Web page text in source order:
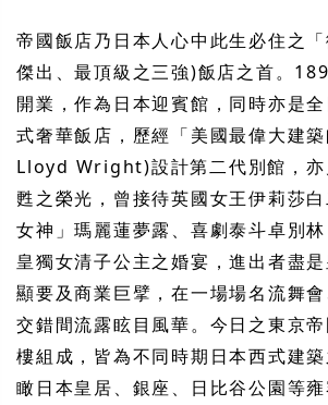
帝國飯店乃日本人心中此生必住之
傑出、最頂級之三強)飯店之首。
開業，作為日本迎賓館，同時亦是
式奢華飯店，歷經「美國最偉大建
Lloyd Wright)設計第二代別館，
甦之榮光，曾接待英國女王伊莉莎
女神」瑪麗蓮夢露、喜劇泰斗卓別
皇獨女清子公主之婚宴，進出者盡
顯要及商業巨擘，在一場場名流舞
交錯間流露眩目風華。今日之東京
樓組成，皆為不同時期日本西式建
瞰日本皇居、銀座、日比谷公園等